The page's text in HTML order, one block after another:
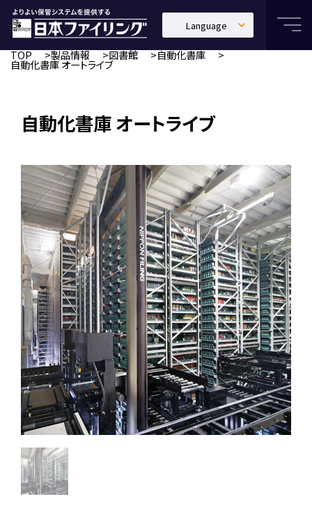
Language
日本語
TOP 製品情報 図書館 自動化書庫
自動化書庫 オートライブ
自動化書庫 オートライブ